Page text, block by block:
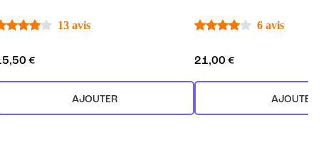
13 avis
€
AJOUTER
6 avis
21,00 €
AJOUTER